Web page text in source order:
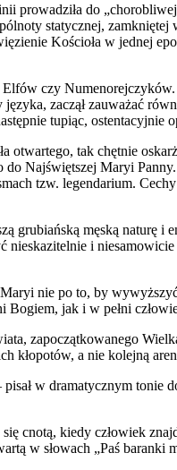
prowadziła do
statycznej, zamkniętej
Kościoła w jednej
czy
zaczął zauważać
tupiąc, ostentacyjnie
otwartego, tak chętnie
Najświętszej Maryi
tzw. legendarium.
grubiańską męską naturę i
nieskazitelnie i
nie po to, by
Bogiem, jak i w pełni
zapoczątkowanego
kłopotów, a nie kolejną
w dramatycznym tonie
cnotą, kiedy człowiek
w słowach „Paś baranki